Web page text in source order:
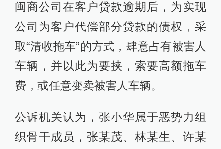
闽商公司在客户贷款逾期后，为实现
公司为客户代偿部分贷款的债权，采
取“清收拖车”的方式，肆意占有被害人
车辆，并以此为要挟，索要高额拖车
费，或任意变卖被害人车辆。
公诉机关认为，张小华属于恶势力组
织骨干成员，张某茂、林某生、许某